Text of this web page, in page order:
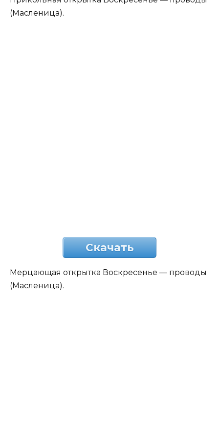
(Масленица).
Скачать
Мерцающая открытка Воскресенье — проводы
(Масленица).